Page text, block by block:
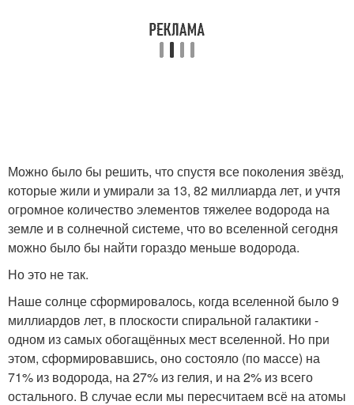
Можно было бы решить, что спустя все поколения звёзд,
которые жили и умирали за 13, 82 миллиарда лет, и учтя
огромное количество элементов тяжелее водорода на
земле и в солнечной системе, что во вселенной сегодня
можно было бы найти гораздо меньше водорода.
Но это не так.
Наше солнце сформировалось, когда вселенной было 9
миллиардов лет, в плоскости спиральной галактики -
одном из самых обогащённых мест вселенной. Но при
этом, сформировавшись, оно состояло (по массе) на
71% из водорода, на 27% из гелия, и на 2% из всего
остального. В случае если мы пересчитаем всё на атомы